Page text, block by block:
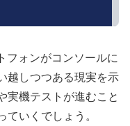
フォンがコンソールに
越しつつある現実を示
実機テストが進むこと
ていくでしょう。